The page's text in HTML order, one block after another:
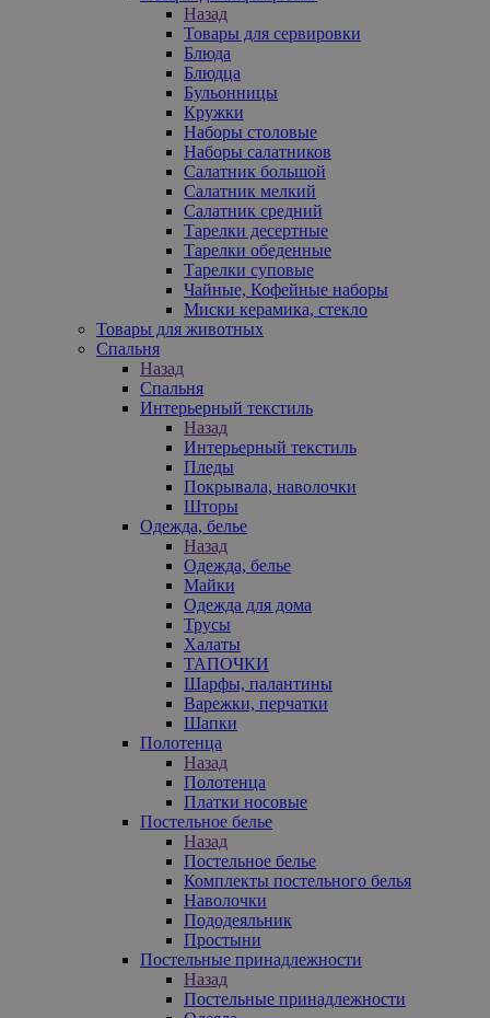
Назад
Товары для сервировки
Блюда
Блюдца
Бульонницы
Кружки
Наборы столовые
Наборы салатников
Салатник большой
Салатник мелкий
Салатник средний
Тарелки десертные
Тарелки обеденные
Тарелки суповые
Чайные, Кофейные наборы
Миски керамика, стекло
Товары для животных
Спальня
Назад
Спальня
Интерьерный текстиль
Назад
Интерьерный текстиль
Пледы
Покрывала, наволочки
Шторы
Одежда, белье
Назад
Одежда, белье
Майки
Одежда для дома
Трусы
Халаты
ТАПОЧКИ
Шарфы, палантины
Варежки, перчатки
Шапки
Полотенца
Назад
Полотенца
Платки носовые
Постельное белье
Назад
Постельное белье
Комплекты постельного белья
Наволочки
Пододеяльник
Простыни
Постельные принадлежности
Назад
Постельные принадлежности